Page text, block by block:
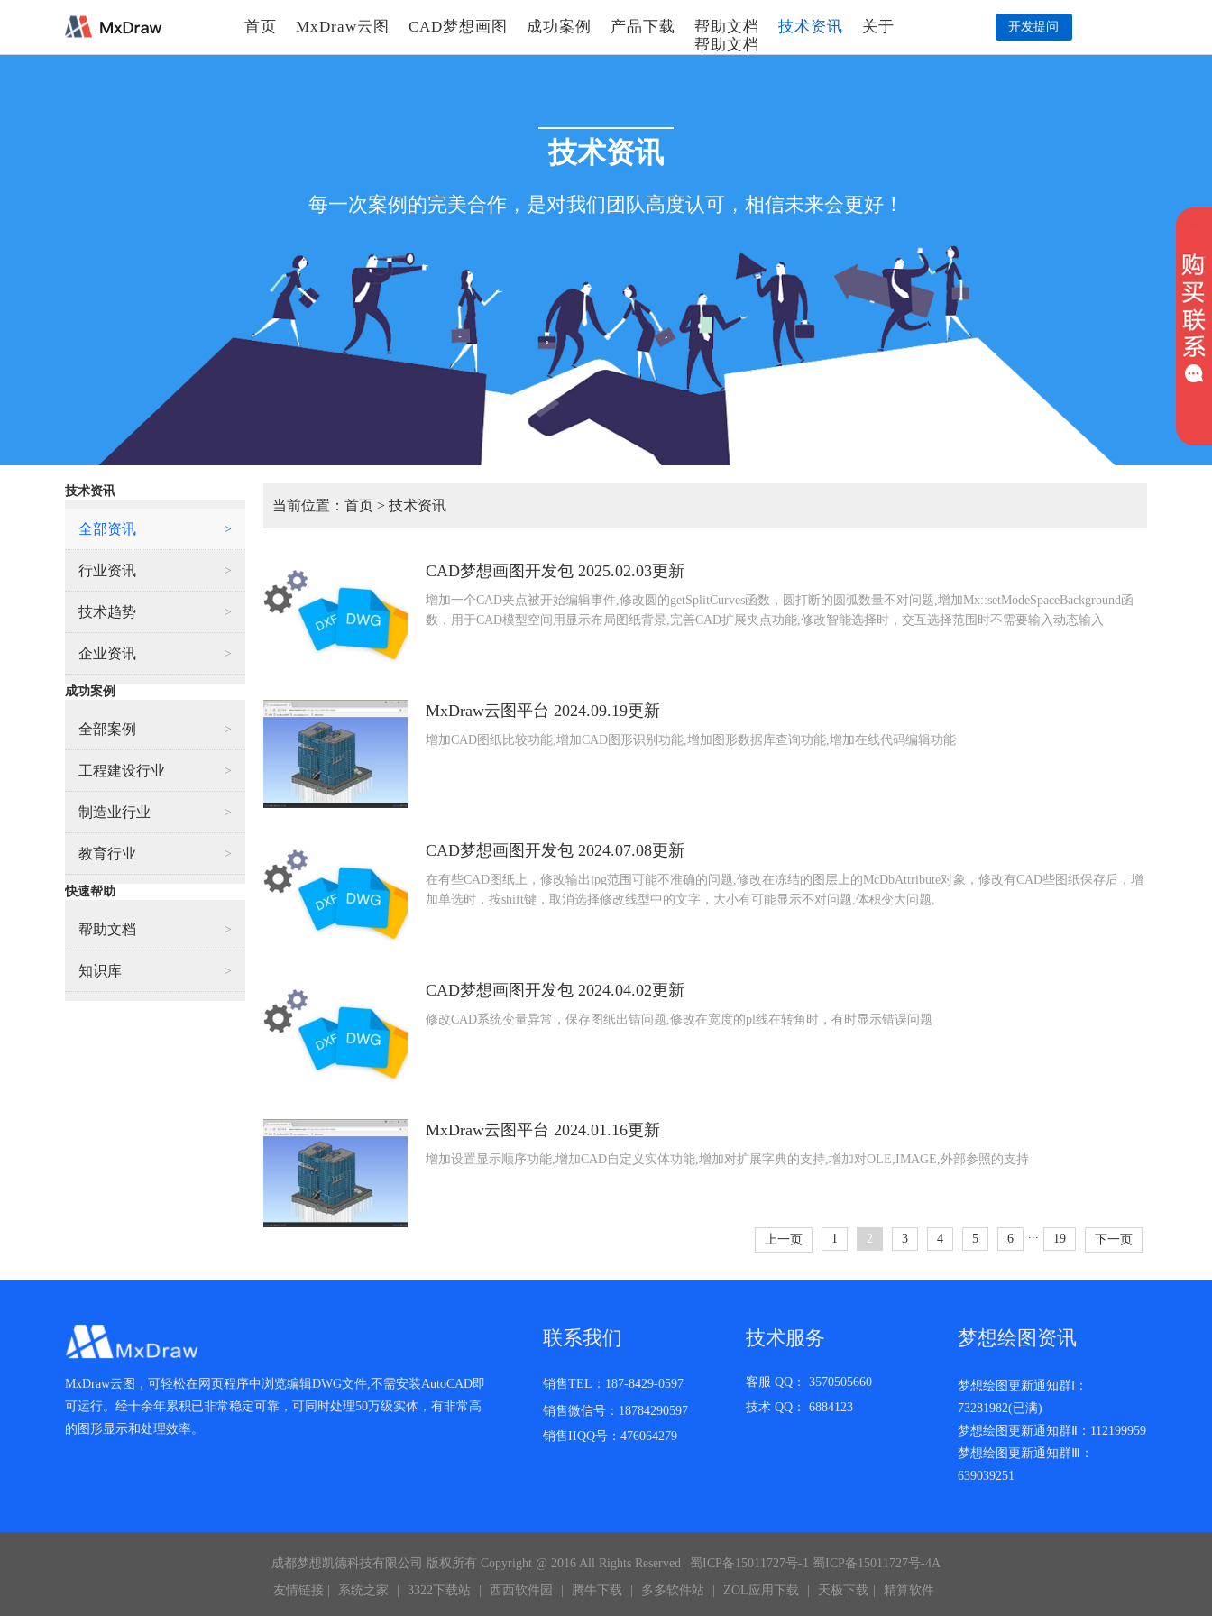
首页 MxDraw云图 CAD梦想画图 成功案例 产品下载 帮助文档 技术资讯 关于 开发提问
帮助文档
技术资讯
每一次案例的完美合作，是对我们团队高度认可，相信未来会更好！
技术资讯
全部资讯 >
行业资讯 >
技术趋势 >
企业资讯 >
成功案例
全部案例 >
工程建设行业 >
制造业行业 >
教育行业 >
快速帮助
帮助文档 >
知识库 >
当前位置： 首页 > 技术资讯
CAD梦想画图开发包 2025.02.03更新
增加一个CAD夹点被开始编辑事件,修改圆的getSplitCurves函数，圆打断的圆弧数量不对问题,增加Mx::setModeSpaceBackground函
数，用于CAD模型空间用显示布局图纸背景,完善CAD扩展夹点功能,修改智能选择时，交互选择范围时不需要输入动态输入
MxDraw云图平台 2024.09.19更新
增加CAD图纸比较功能,增加CAD图形识别功能,增加图形数据库查询功能,增加在线代码编辑功能
CAD梦想画图开发包 2024.07.08更新
在有些CAD图纸上，修改输出jpg范围可能不准确的问题,修改在冻结的图层上的McDbAttribute对象，修改有CAD些图纸保存后，增
加单选时，按shift键，取消选择修改线型中的文字，大小有可能显示不对问题,体积变大问题,
CAD梦想画图开发包 2024.04.02更新
修改CAD系统变量异常，保存图纸出错问题,修改在宽度的pl线在转角时，有时显示错误问题
MxDraw云图平台 2024.01.16更新
增加设置显示顺序功能,增加CAD自定义实体功能,增加对扩展字典的支持,增加对OLE,IMAGE,外部参照的支持
上一页 1 2 3 4 5 6 ... 19 下一页
MxDraw云图，可轻松在网页程序中浏览编辑DWG文件,不需安装AutoCAD即
可运行。经十余年累积已非常稳定可靠，可同时处理50万级实体，有非常高
的图形显示和处理效率。
联系我们
销售TEL：187-8429-0597
销售微信号：18784290597
销售IIQQ号：476064279
技术服务
客服 QQ： 3570505660
技术 QQ： 6884123
梦想绘图资讯
梦想绘图更新通知群Ⅰ：
73281982(已满)
梦想绘图更新通知群Ⅱ：112199959
梦想绘图更新通知群Ⅲ：
639039251
成都梦想凯德科技有限公司 版权所有 Copyright @ 2016 All Rights Reserved 蜀ICP备15011727号-1 蜀ICP备15011727号-4A
友情链接 |
系统之家 3322下载站 西西软件园 腾牛下载 多多软件站 ZOL应用下载 天极下载 精算软件